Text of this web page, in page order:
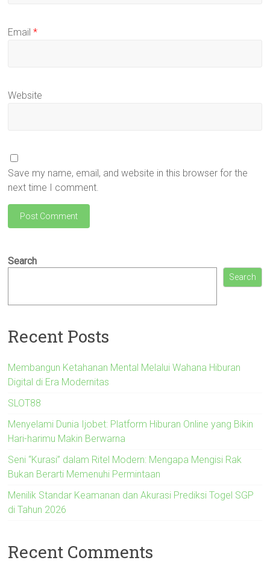
Email*
Website
Save my name, email, and website in this browser for the
next time I comment.
Search
Search
Recent Posts
Membangun Ketahanan Mental Melalui Wahana Hiburan
Digital di Era Modernitas
SLOT88
Menyelami Dunia Ijobet: Platform Hiburan Online yang Bikin
Hari-harimu Makin Berwarna
Seni “Kurasi” dalam Ritel Modern: Mengapa Mengisi Rak
Bukan Berarti Memenuhi Permintaan
Menilik Standar Keamanan dan Akurasi Prediksi Togel SGP
di Tahun 2026
Recent Comments